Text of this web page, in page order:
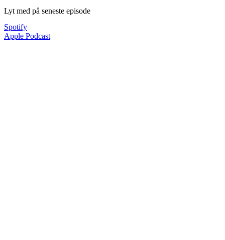
Lyt med på seneste episode
Spotify
Apple Podcast